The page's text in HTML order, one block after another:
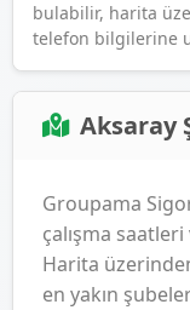
bulabilir, harita
telefon bilgilerine
Aksaray
Groupama
çalışma
Harita
en yakın